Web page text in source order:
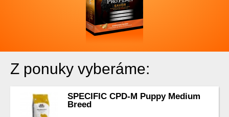
Z ponuky vyberáme:
SPECIFIC CPD-M Puppy Medium
Breed